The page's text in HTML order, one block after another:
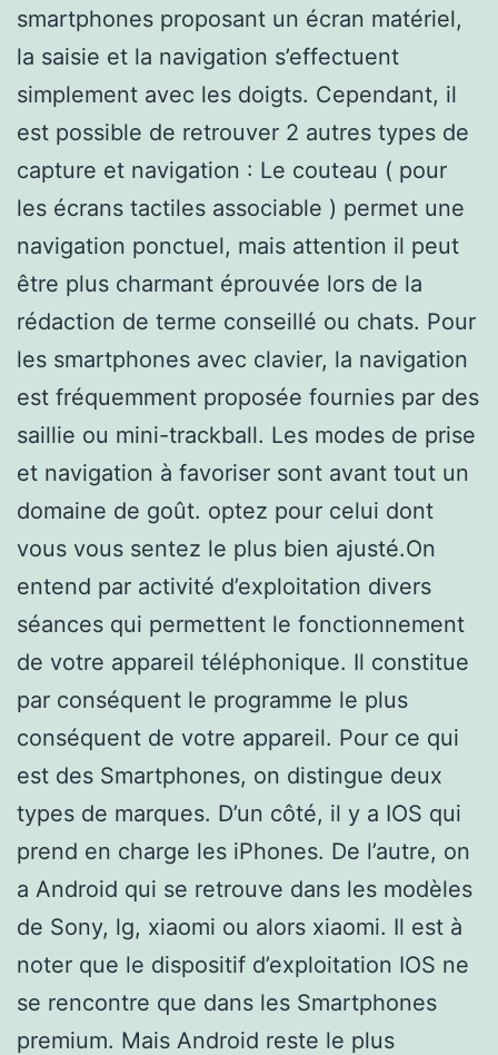
smartphones proposant un écran matériel,
la saisie et la navigation s’effectuent
simplement avec les doigts. Cependant, il
est possible de retrouver 2 autres types de
capture et navigation : Le couteau ( pour
les écrans tactiles associable ) permet une
navigation ponctuel, mais attention il peut
être plus charmant éprouvée lors de la
rédaction de terme conseillé ou chats. Pour
les smartphones avec clavier, la navigation
est fréquemment proposée fournies par des
saillie ou mini-trackball. Les modes de prise
et navigation à favoriser sont avant tout un
domaine de goût. optez pour celui dont
vous vous sentez le plus bien ajusté.On
entend par activité d’exploitation divers
séances qui permettent le fonctionnement
de votre appareil téléphonique. Il constitue
par conséquent le programme le plus
conséquent de votre appareil. Pour ce qui
est des Smartphones, on distingue deux
types de marques. D’un côté, il y a IOS qui
prend en charge les iPhones. De l’autre, on
a Android qui se retrouve dans les modèles
de Sony, lg, xiaomi ou alors xiaomi. Il est à
noter que le dispositif d’exploitation IOS ne
se rencontre que dans les Smartphones
premium. Mais Android reste le plus